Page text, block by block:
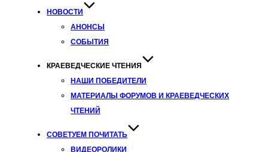
НОВОСТИ
АНОНСЫ
СОБЫТИЯ
КРАЕВЕДЧЕСКИЕ ЧТЕНИЯ
НАШИ ПОБЕДИТЕЛИ
МАТЕРИАЛЫ ФОРУМОВ И КРАЕВЕДЧЕСКИХ
ЧТЕНИЙ
СОВЕТУЕМ ПОЧИТАТЬ
ВИДЕОРОЛИКИ